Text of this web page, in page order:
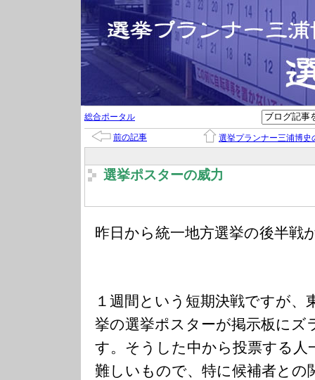
総合ポータル
前の記事 選挙プランナー三浦博史
選挙ポスターの威力
昨日から統一地方選挙の後半戦
１週間という短期決戦ですが、
挙の選挙ポスターが掲示板にズ
す。そうした中から投票する人
難しいもので、特に候補者との